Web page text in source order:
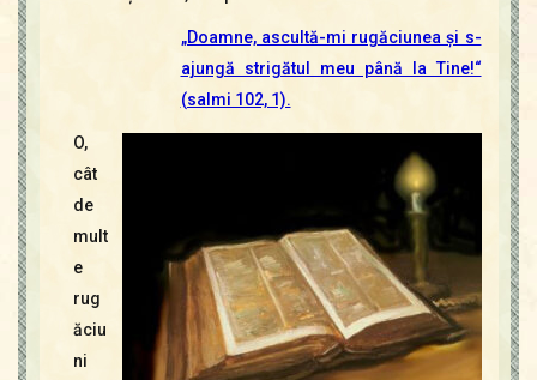
Icoane
Mărgăritare
Calendar
Glosar
Contact
„Doamne, ascultă-mi rugăciunea şi s-
ajungă strigătul meu până la Tine!“
(salmi 102, 1).
O,
cât
de
mult
e
rug
ăciu
ni